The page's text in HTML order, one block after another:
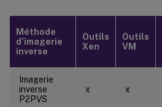
Méthode
d’imagerie
inverse
Outils
Xen
Outils
VM
Imagerie
inverse
P2PVS
x x